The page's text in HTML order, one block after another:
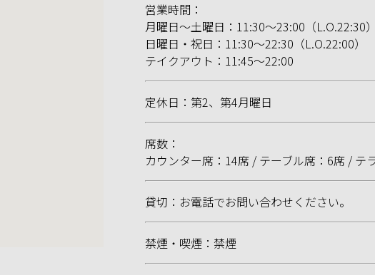
営業時間：
月曜日～土曜日：11:30～23:00（L.O.22:30）
日曜日・祝日：11:30～22:30（L.O.22:00）
テイクアウト：11:45〜22:00
定休日：第2、第4月曜日
席数：
カウンター席：14席 / テーブル席：6席 / テ
貸切：お電話でお問い合わせください。
禁煙・喫煙：禁煙